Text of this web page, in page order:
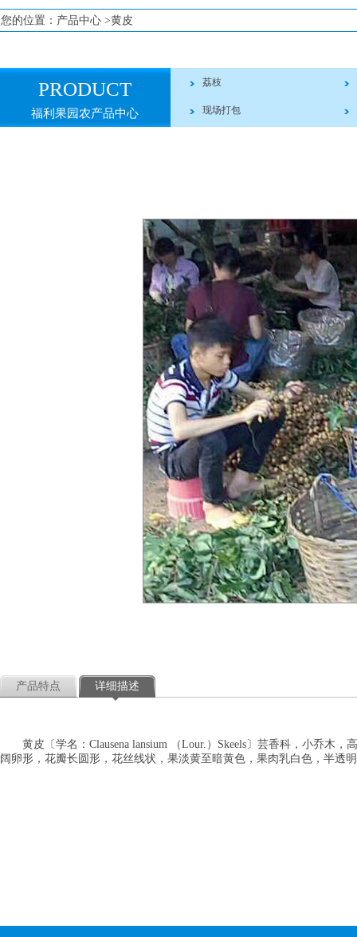
您的位置： 产品中心 >黄皮
PRODUCT
福利果园农产品中心
荔枝
现场打包
产品特点 详细描述
黄皮〔学名：Clausena lansium （Lour.）Skeels〕芸香科，小乔木
阔卵形，花瓣长圆形，花丝线状，果淡黄至暗黄色，果肉乳白色，半透